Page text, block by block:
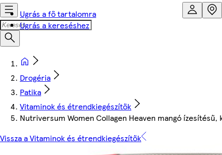
Ugrás a fő tartalomra
Ugrás a kereséshez
Drogéria
Patika
Vitaminok és étrendkiegészítők
Nutriversum Women Collagen Heaven mangó
Vissza a Vitaminok és étrendkiegészítők